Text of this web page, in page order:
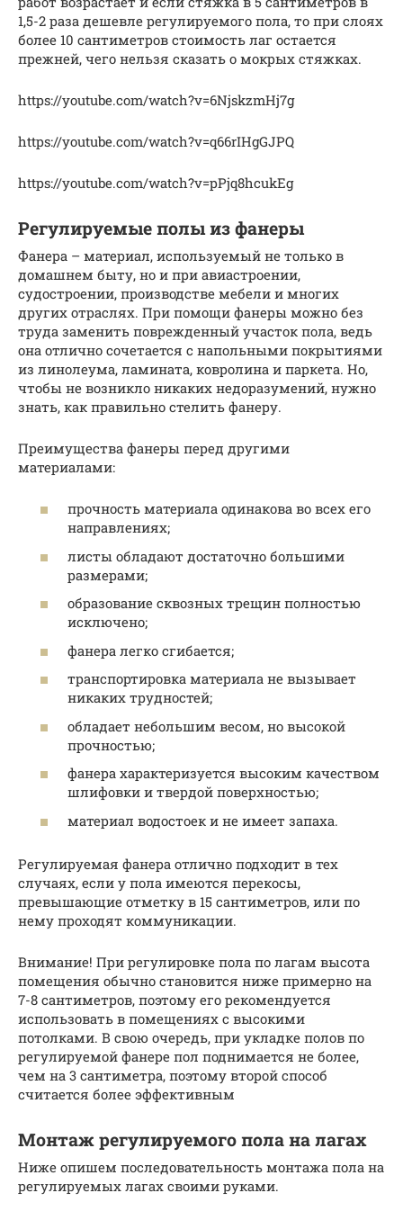
1,5-2 раза дешевле регулируемого пола, то при слоях
более 10 сантиметров стоимость лаг остается
прежней, чего нельзя сказать о мокрых стяжках.
https://youtube.com/watch?v=6NjskzmHj7g
https://youtube.com/watch?v=q66rIHgGJPQ
https://youtube.com/watch?v=pPjq8hcukEg
Регулируемые полы из фанеры
Фанера – материал, используемый не только в
домашнем быту, но и при авиастроении,
судостроении, производстве мебели и многих
других отраслях. При помощи фанеры можно без
труда заменить поврежденный участок пола, ведь
она отлично сочетается с напольными покрытиями
из линолеума, ламината, ковролина и паркета. Но,
чтобы не возникло никаких недоразумений, нужно
знать, как правильно стелить фанеру.
Преимущества фанеры перед другими
материалами:
прочность материала одинакова во всех его
направлениях;
листы обладают достаточно большими
размерами;
образование сквозных трещин полностью
исключено;
фанера легко сгибается;
транспортировка материала не вызывает
никаких трудностей;
обладает небольшим весом, но высокой
прочностью;
фанера характеризуется высоким качеством
шлифовки и твердой поверхностью;
материал водостоек и не имеет запаха.
Регулируемая фанера отлично подходит в тех
случаях, если у пола имеются перекосы,
превышающие отметку в 15 сантиметров, или по
нему проходят коммуникации.
Внимание! При регулировке пола по лагам высота
помещения обычно становится ниже примерно на
7-8 сантиметров, поэтому его рекомендуется
использовать в помещениях с высокими
потолками. В свою очередь, при укладке полов по
регулируемой фанере пол поднимается не более,
чем на 3 сантиметра, поэтому второй способ
считается более эффективным
Монтаж регулируемого пола на лагах
Ниже опишем последовательность монтажа пола на
регулируемых лагах своими руками.